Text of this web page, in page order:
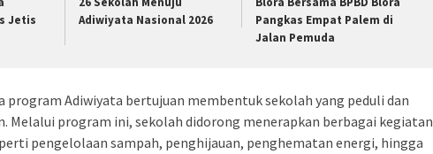
Jetis
Adiwiyata Nasional 2026
Pangkas Empat Palem di
Jalan Pemuda
program Adiwiyata bertujuan membentuk sekolah yang peduli dan
Melalui program ini, sekolah didorong menerapkan berbagai kegiatan
pengelolaan sampah, penghijauan, penghematan energi, hingga